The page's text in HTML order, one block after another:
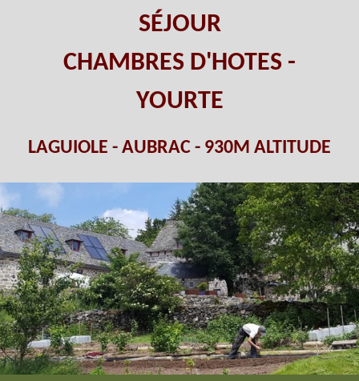
SÉJOUR
CHAMBRES D'HOTES -
YOURTE
LAGUIOLE - AUBRAC - 930M ALTITUDE